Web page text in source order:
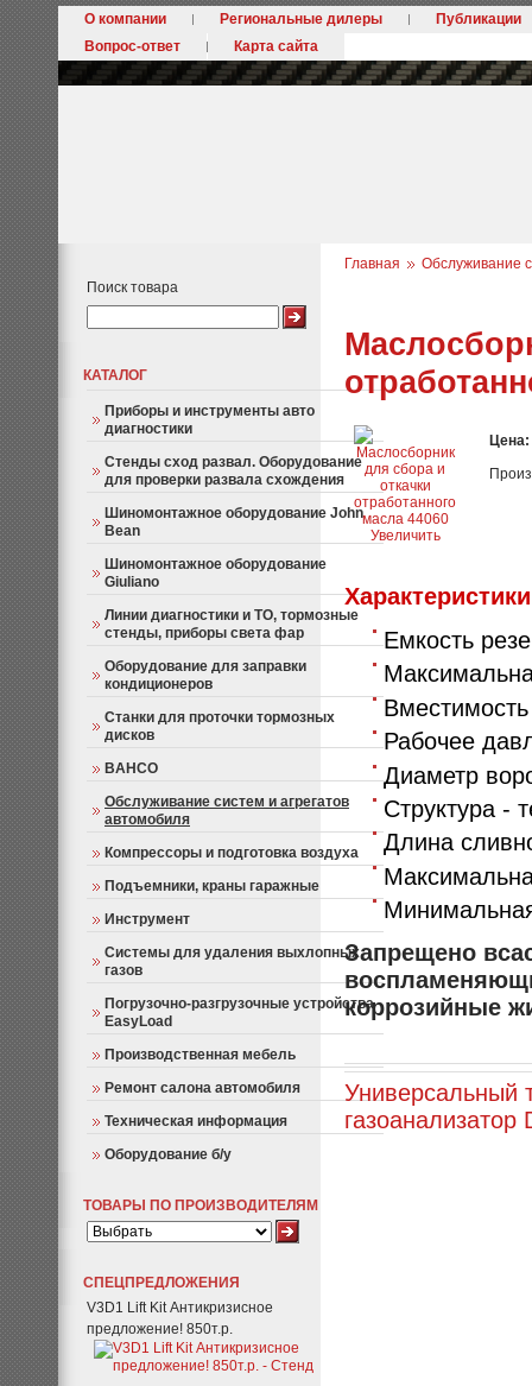
О компании Региональные дилеры
Публикации
Вопрос-ответ
Карта сайта
Поиск товара
КАТАЛОГ
Приборы и инструменты авто
диагностики
Стенды сход развал. Оборудование
для проверки развала схождения
Шиномонтажное оборудование John
Bean
Шиномонтажное оборудование
Giuliano
Линии диагностики и ТО, тормозные
стенды, приборы света фар
Оборудование для заправки
кондиционеров
Станки для проточки тормозных
дисков
BAHCO
Обслуживание систем и агрегатов
автомобиля
Компрессоры и подготовка воздуха
Подъемники, краны гаражные
Инструмент
Системы для удаления выхлопных
газов
Погрузочно-разгрузочные устройства
EasyLoad
Производственная мебель
Ремонт салона автомобиля
Техническая информация
Оборудование б/у
ТОВАРЫ ПО ПРОИЗВОДИТЕЛЯМ
СПЕЦПРЕДЛОЖЕНИЯ
V3D1 Lift Kit Антикризисное
предложение! 850т.р.
Главная Обслуживание
Увеличить
Цена:
Характеристики
Емкость
Рабочее
Диаметр
Структура -
Длина
Запрещено
коррозийные
Универсальный
газоанализатор